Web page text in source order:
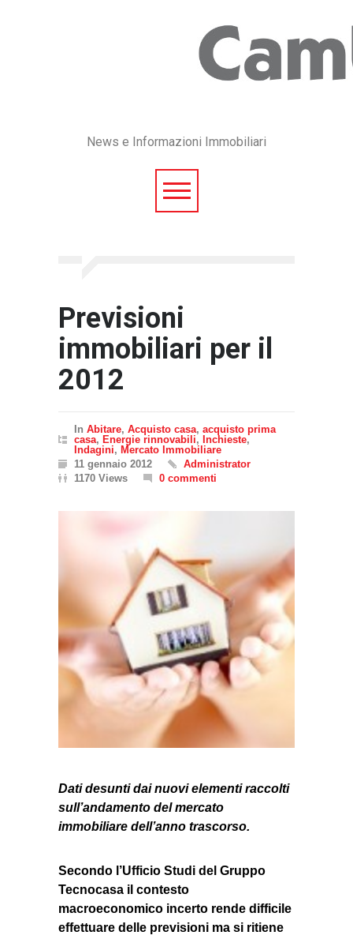
News e Informazioni Immobiliari
Previsioni
immobiliari per il
2012
In Abitare, Acquisto casa, acquisto prima
casa, Energie rinnovabili, Inchieste,
Indagini, Mercato Immobiliare
11 gennaio 2012
Administrator
1170 Views
0 commenti
Dati desunti dai nuovi elementi raccolti
sull’andamento del mercato
immobiliare dell’anno trascorso.
Secondo l’Ufficio Studi del Gruppo
Tecnocasa il contesto
macroeconomico incerto rende difficile
effettuare delle previsioni ma si ritiene